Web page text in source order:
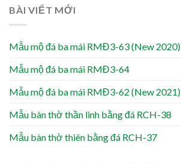
BÀI VIẾT MỚI
Mẫu mộ đá ba mái RMĐ3-63 (New 2020)
Mẫu mộ đá ba mái RMĐ3-64
Mẫu mộ đá ba mái RMĐ3-62 (New 2021)
Mẫu bàn thờ thần linh bằng đá RCH-38
Mẫu bàn thờ thiên bằng đá RCH-37